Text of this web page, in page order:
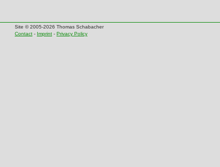
Site © 2005-2026 Thomas Schabacher
Contact - Imprint - Privacy Policy